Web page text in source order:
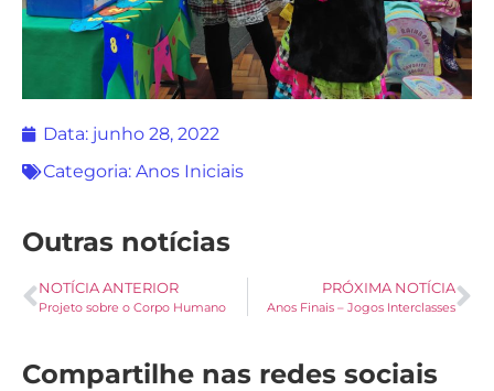
Data: junho 28, 2022
Categoria: Anos Iniciais
Outras notícias
NOTÍCIA ANTERIOR
Projeto sobre o Corpo Humano
PRÓXIMA NOTÍCIA
Anos Finais – Jogos Interclasses
Compartilhe nas redes sociais